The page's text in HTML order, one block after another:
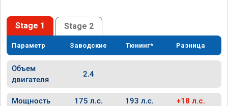
Stage 1 Stage 2
Параметр Заводские Тюнинг* Разница
Объем
двигателя
2.4
Мощность 175 л.с. 193 л.с. +18 л.с.